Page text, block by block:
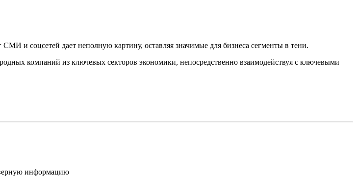
и соцсетей дает неполную картину, оставляя значимые для бизнеса сегменты в тени.
компаний из ключевых секторов экономики, непосредственно взаимодействуя с ключевыми
информацию